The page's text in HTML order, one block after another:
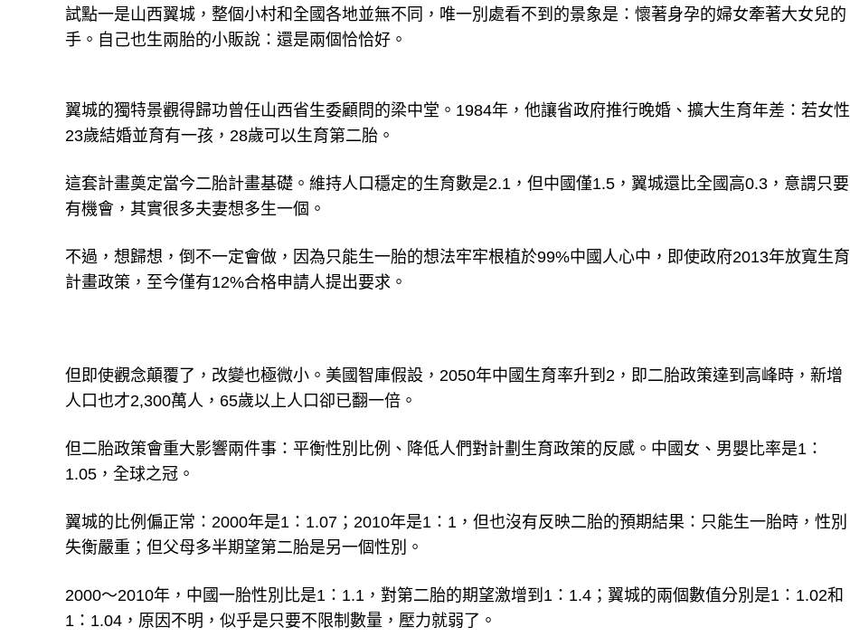
試點一是山西翼城，整個小村和全國各地並無不同，唯一別處看不到的景象是：懷著身孕的婦女牽著大女兒的
手。自己也生兩胎的小販說：還是兩個恰恰好。
翼城的獨特景觀得歸功曾任山西省生委顧問的梁中堂。1984年，他讓省政府推行晚婚、擴大生育年差：若女性
23歲結婚並育有一孩，28歲可以生育第二胎。
這套計畫奠定當今二胎計畫基礎。維持人口穩定的生育數是2.1，但中國僅1.5，翼城還比全國高0.3，意謂只要
有機會，其實很多夫妻想多生一個。
不過，想歸想，倒不一定會做，因為只能生一胎的想法牢牢根植於99%中國人心中，即使政府2013年放寬生育
計畫政策，至今僅有12%合格申請人提出要求。
但即使觀念顛覆了，改變也極微小。美國智庫假設，2050年中國生育率升到2，即二胎政策達到高峰時，新增
人口也才2,300萬人，65歲以上人口卻已翻一倍。
但二胎政策會重大影響兩件事：平衡性別比例、降低人們對計劃生育政策的反感。中國女、男嬰比率是1：
1.05，全球之冠。
翼城的比例偏正常：2000年是1：1.07；2010年是1：1，但也沒有反映二胎的預期結果：只能生一胎時，性別
失衡嚴重；但父母多半期望第二胎是另一個性別。
2000～2010年，中國一胎性別比是1：1.1，對第二胎的期望激增到1：1.4；翼城的兩個數值分別是1：1.02和
1：1.04，原因不明，似乎是只要不限制數量，壓力就弱了。